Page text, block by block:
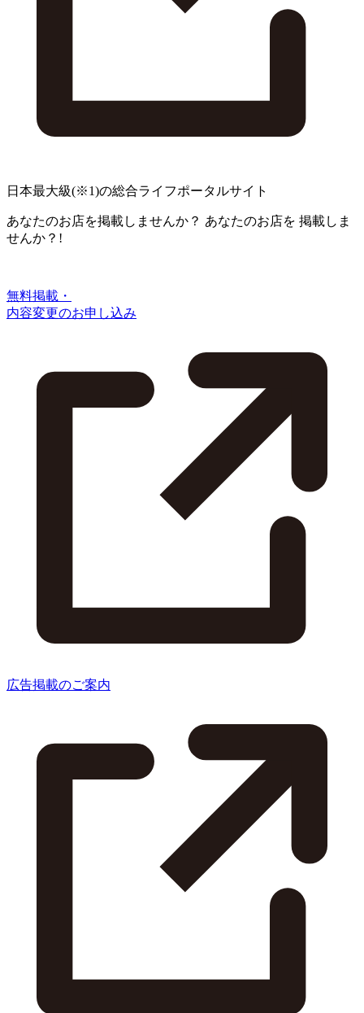
日本最大級(※1)の総合ライフポータルサイト
あなたのお店を掲載しませんか？ あなたのお店を 掲載しま
せんか？!
無料掲載・
内容変更のお申し込み
広告掲載のご案内